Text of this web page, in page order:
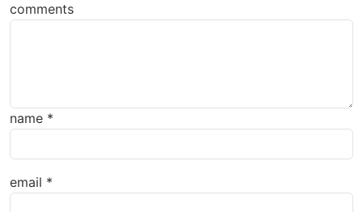
comments
name *
email *